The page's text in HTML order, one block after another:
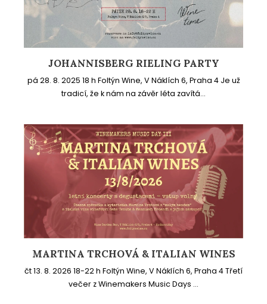
JOHANNISBERG RIELING PARTY
pá 28. 8. 2025 18 h Foltýn Wine, V Náklích 6, Praha 4 Je už
tradicí, že k nám na závěr léta zavítá...
MARTINA TRCHOVÁ & ITALIAN WINES
čt 13. 8. 2026 18-22 h Foltýn Wine, V Náklích 6, Praha 4 Třetí
večer z Winemakers Music Days ...